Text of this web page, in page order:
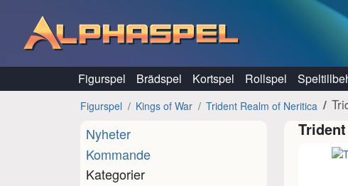
Figurspel Brädspel Kortspel Rollspel
Figurspel Kings of War Trident Realm of Neritica
Nyheter
Kommande
Kategorier